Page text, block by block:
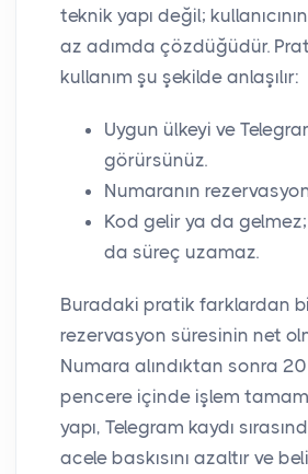
teknik yapı değil;
az adımda çözdüğüdür.
kullanım şu şekilde anlaşılır:
Uygun ülkeyi ve
görürsünüz.
Numaranın
Kod gelir ya da
da süreç uzamaz.
Buradaki pratik farklardan
rezervasyon süresinin net
Numara alındıktan sonra
pencere içinde işlem
yapı, Telegram kaydı
acele baskısını azaltır ve